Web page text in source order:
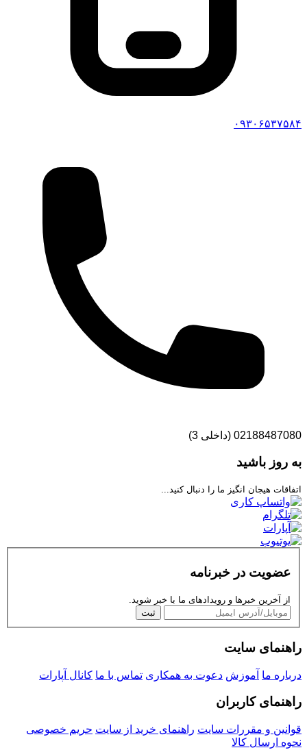
۰۹۳۰۶۵۳۷۵۸۴
02188487080 (داخلی 3)
به روز باشید
اتفاقات هیجان انگیز ما را دنبال کنید...
عضویت در خبرنامه
از آخرین خبرها و رویدادهای ما با خبر شوید.
ثبت
راهنمای سایت
درباره ما آموزش دعوت به همکاری تماس با ما کانال آپارات
راهنمای کاربران
قوانین و مقررات سایت راهنمای خرید از سایت حریم خصوصی
نحوه ارسال کالا